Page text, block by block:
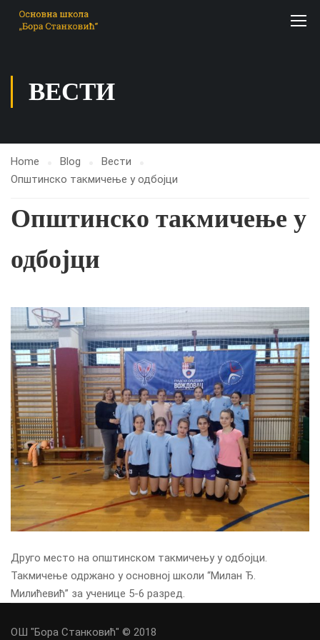
ВЕСТИ
Home Blog
Вести
Општинско такмичење у одбојци
Општинско такмичење у
одбојци
Друго место на општинском такмичењу у одбојци.
Такмичење одржано у основној школи “Милан Ђ.
Милићевић” за ученице 5-6 разред.
ОШ "Бора Станковић" © 2018